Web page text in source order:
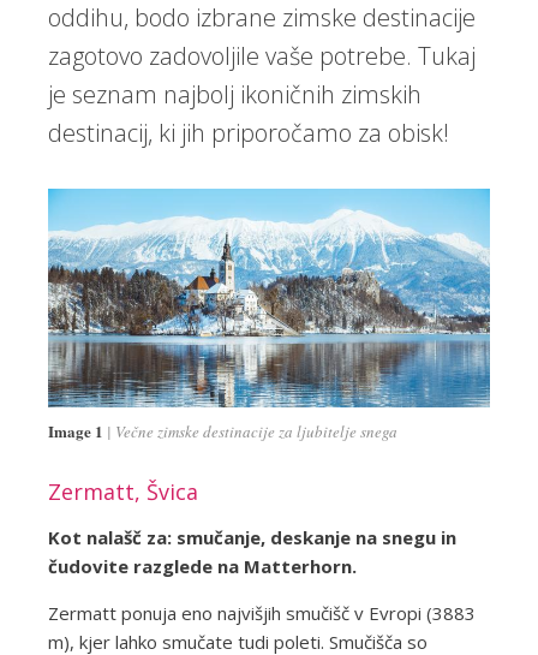
oddihu, bodo izbrane zimske destinacije
zagotovo zadovoljile vaše potrebe. Tukaj
je seznam najbolj ikoničnih zimskih
destinacij, ki jih priporočamo za obisk!
Image 1 Večne zimske destinacije za ljubitelje snega
Zermatt, Švica
Kot nalašč za: smučanje, deskanje na snegu in
čudovite razglede na Matterhorn.
Zermatt ponuja eno najvišjih smučišč v Evropi (3883
m), kjer lahko smučate tudi poleti. Smučišča so